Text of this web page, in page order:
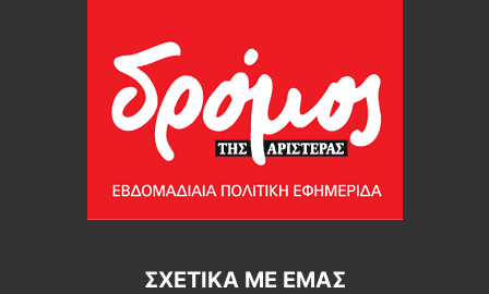
ΣΧΕΤΙΚΆ ΜΕ ΕΜΆΣ